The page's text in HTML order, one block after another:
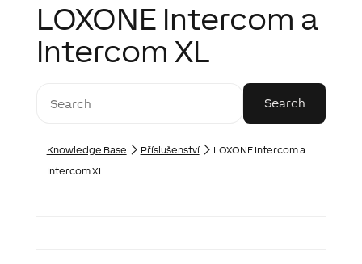
LOXONE Intercom a
Intercom XL
Knowledge Base Příslušenství
LOXONE Intercom a
Intercom XL